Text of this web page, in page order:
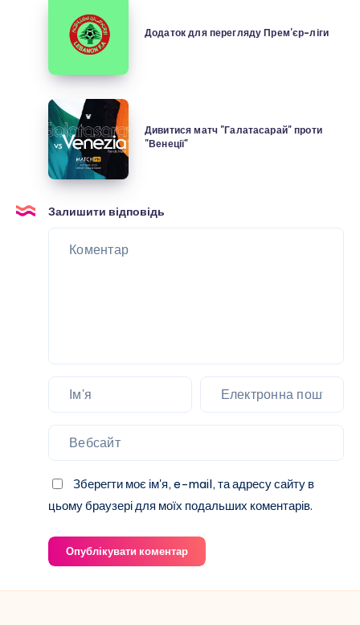
Додаток
перегляду
ліги
Додаток для перегляду Прем'єр-ліги
Дивитися
матч
"Галатасарай"
проти
"Венеції"
Дивитися матч "Галатасарай" проти
"Венеції"
Залишити відповідь
Зберегти моє ім'я, e-mail, та адресу сайту в
цьому браузері для моїх подальших коментарів.
Опублікувати коментар